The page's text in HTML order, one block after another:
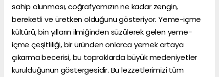
sahip olunması, coğrafyamızın ne kadar zengin,
bereketli ve üretken olduğunu gösteriyor. Yeme-içme
kültürü, bin yılların ilmiğinden süzülerek gelen yeme-
içme çeşitliliği, bir üründen onlarca yemek ortaya
çıkarma becerisi, bu topraklarda büyük medeniyetler
kurulduğunun göstergesidir. Bu lezzetlerimizi tüm